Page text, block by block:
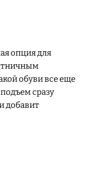
опция для
обуви все еще
сразу
добавит